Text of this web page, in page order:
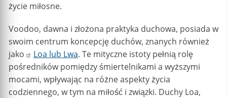
życie miłosne.
Voodoo, dawna i złożona praktyka duchowa, posiada w
swoim centrum koncepcję duchów, znanych również
jako
Loa lub Lwa. Te mityczne istoty pełnią rolę
pośredników pomiędzy śmiertelnikami a wyższymi
mocami, wpływając na różne aspekty życia
codziennego, w tym na miłość i związki. Duchy Loa,